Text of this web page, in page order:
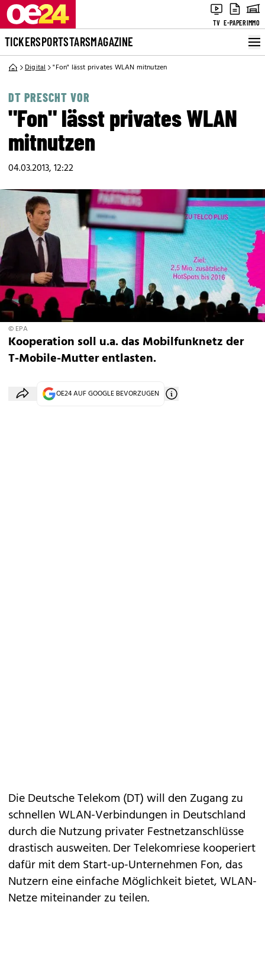
TV E-PAPERIMMO
TICKERSPORTSTARSMAGAZINE
Digital "Fon" lässt privates WLAN mitnutzen
DT PRESCHT VOR
"Fon" lässt privates WLAN
mitnutzen
04.03.2013, 12:22
© EPA
Kooperation soll u.a. das Mobilfunknetz der
T-Mobile-Mutter entlasten.
OE24 AUF GOOGLE BEVORZUGEN
Die Deutsche Telekom (DT) will den Zugang zu
schnellen WLAN-Verbindungen in Deutschland
durch die Nutzung privater Festnetzanschlüsse
drastisch ausweiten. Der Telekomriese kooperiert
dafür mit dem Start-up-Unternehmen Fon, das
Nutzern eine einfache Möglichkeit bietet, WLAN-
Netze miteinander zu teilen.